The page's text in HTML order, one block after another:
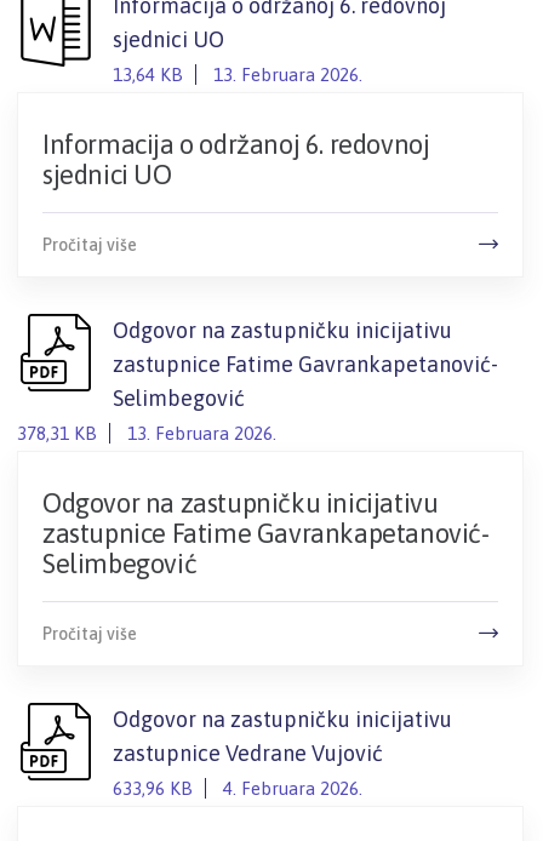
Informacija o održanoj 6. redovnoj
sjednici UO
13,64 KB 13. Februara 2026.
Informacija o održanoj 6. redovnoj
sjednici UO
Pročitaj više
Odgovor na zastupničku inicijativu
zastupnice Fatime Gavrankapetanović-
Selimbegović
378,31 KB 13. Februara 2026.
Odgovor na zastupničku inicijativu
zastupnice Fatime Gavrankapetanović-
Selimbegović
Pročitaj više
Odgovor na zastupničku inicijativu
zastupnice Vedrane Vujović
633,96 KB 4. Februara 2026.